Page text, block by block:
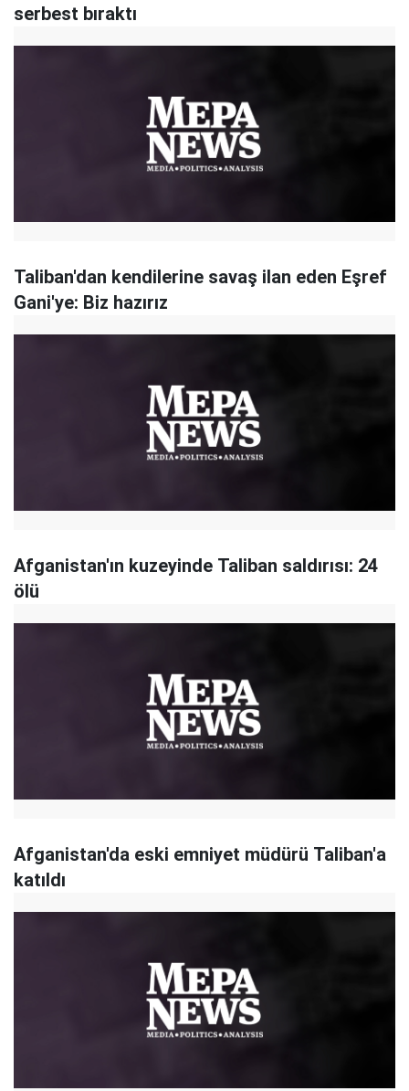
serbest bıraktı
Taliban'dan kendilerine savaş ilan eden Eşref
Gani'ye: Biz hazırız
Afganistan'ın kuzeyinde Taliban saldırısı: 24
ölü
Afganistan'da eski emniyet müdürü Taliban'a
katıldı